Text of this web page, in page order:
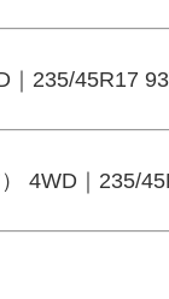
235/45R17
4WD｜235/